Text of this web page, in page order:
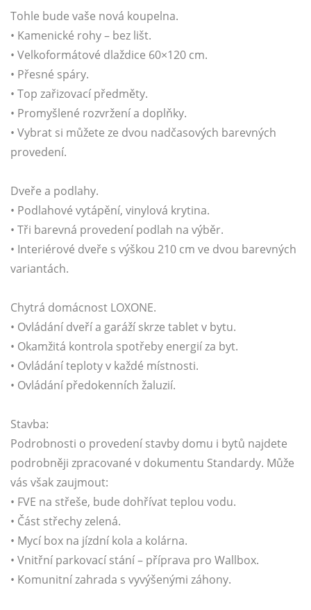
Tohle bude vaše nová koupelna.
• Kamenické rohy – bez lišt.
• Velkoformátové dlaždice 60×120 cm.
• Přesné spáry.
• Top zařizovací předměty.
• Promyšlené rozvržení a doplňky.
• Vybrat si můžete ze dvou nadčasových barevných
provedení.
Dveře a podlahy.
• Podlahové vytápění, vinylová krytina.
• Tři barevná provedení podlah na výběr.
• Interiérové dveře s výškou 210 cm ve dvou barevných
variantách.
Chytrá domácnost LOXONE.
• Ovládání dveří a garáží skrze tablet v bytu.
• Okamžitá kontrola spotřeby energií za byt.
• Ovládání teploty v každé místnosti.
• Ovládání předokenních žaluzií.
Stavba:
Podrobnosti o provedení stavby domu i bytů najdete
podrobněji zpracované v dokumentu Standardy. Může
vás však zaujmout:
• FVE na střeše, bude dohřívat teplou vodu.
• Část střechy zelená.
• Mycí box na jízdní kola a kolárna.
• Vnitřní parkovací stání – příprava pro Wallbox.
• Komunitní zahrada s vyvýšenými záhony.